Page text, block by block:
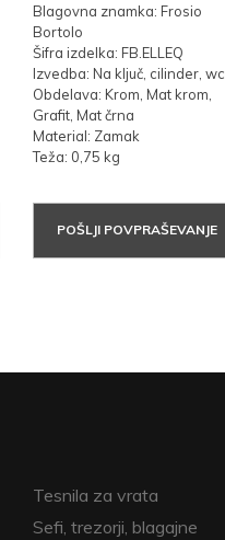
Blagovna znamka: Frosio
Bortolo
Šifra izdelka: FB.ELLEQ
Izvedba: Na ključ, cilinder, wc
Obdelava: Krom, Mat krom,
Grafit, Mat črna
Material: Zamak
Teža: 0,75 kg
POŠLJI POVPRAŠEVANJE
Tesnila za vrata
Sefi, trezorji, blagajne